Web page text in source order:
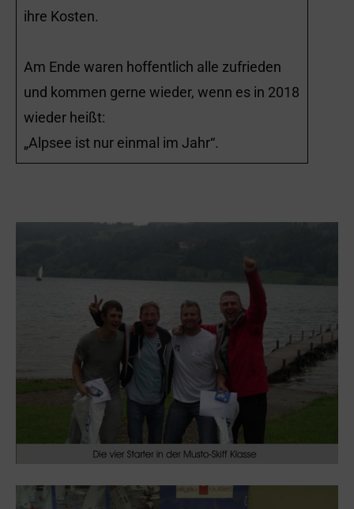
ihre Kosten.
Am Ende waren hoffentlich alle zufrieden
und kommen gerne wieder, wenn es in 2018
wieder heißt:
„Alpsee ist nur einmal im Jahr“.